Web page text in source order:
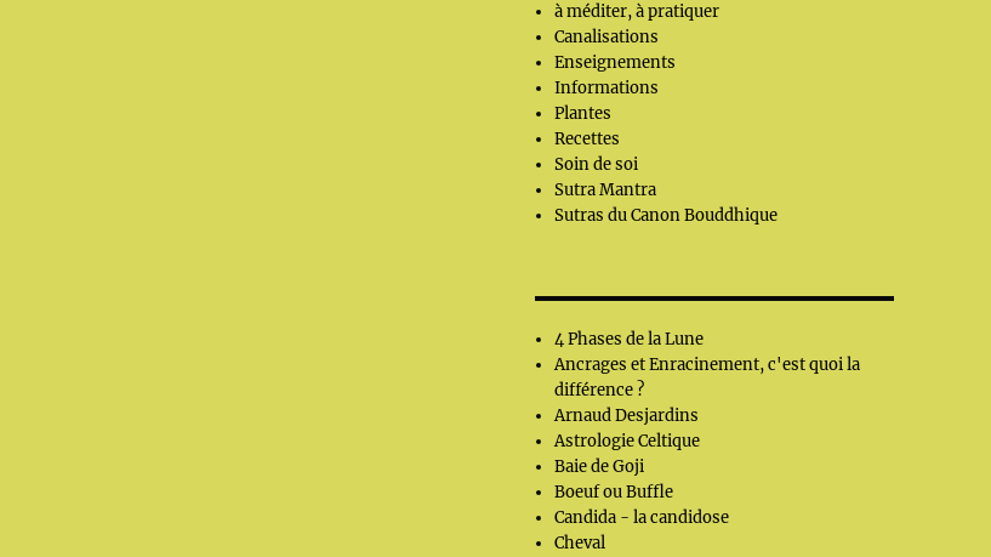
à méditer, à pratiquer
Canalisations
Enseignements
Informations
Plantes
Recettes
Soin de soi
Sutra Mantra
Sutras du Canon Bouddhique
4 Phases de la Lune
Ancrages et Enracinement, c'est quoi la
différence ?
Arnaud Desjardins
Astrologie Celtique
Baie de Goji
Boeuf ou Buffle
Candida - la candidose
Cheval